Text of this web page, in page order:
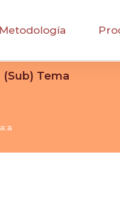
Metodología
(Sub) Tema